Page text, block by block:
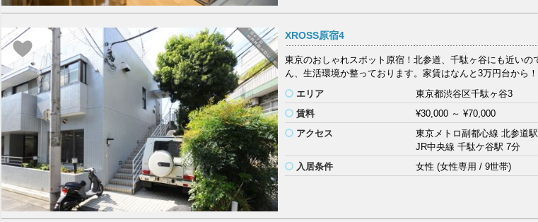
XROSS原宿4
東京のおしゃれスポット原宿！北参道、千駄ヶ谷にも近い
ん、生活環境か整っております。家賃はなんと3万円台から
エリア
東京都渋谷区千駄ヶ谷3
賃料
¥30,000 ～¥70,000
アクセス
東京メトロ副都心線 北参道
JR中央線 千駄ケ谷駅 7分
入居条件
女性 (女性専用 / 9世帯)